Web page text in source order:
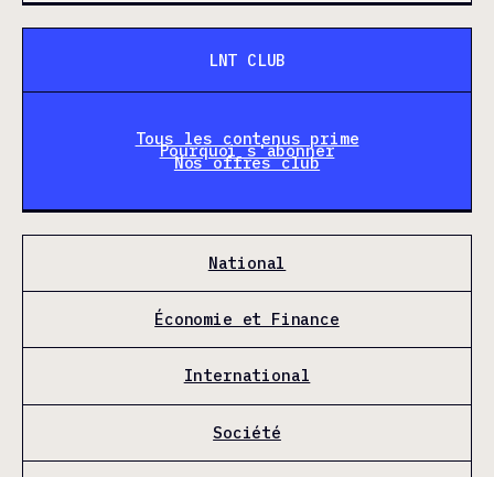
LNT CLUB
Tous les contenus prime
Pourquoi s'abonner
Nos offres club
National
Économie et Finance
International
Société